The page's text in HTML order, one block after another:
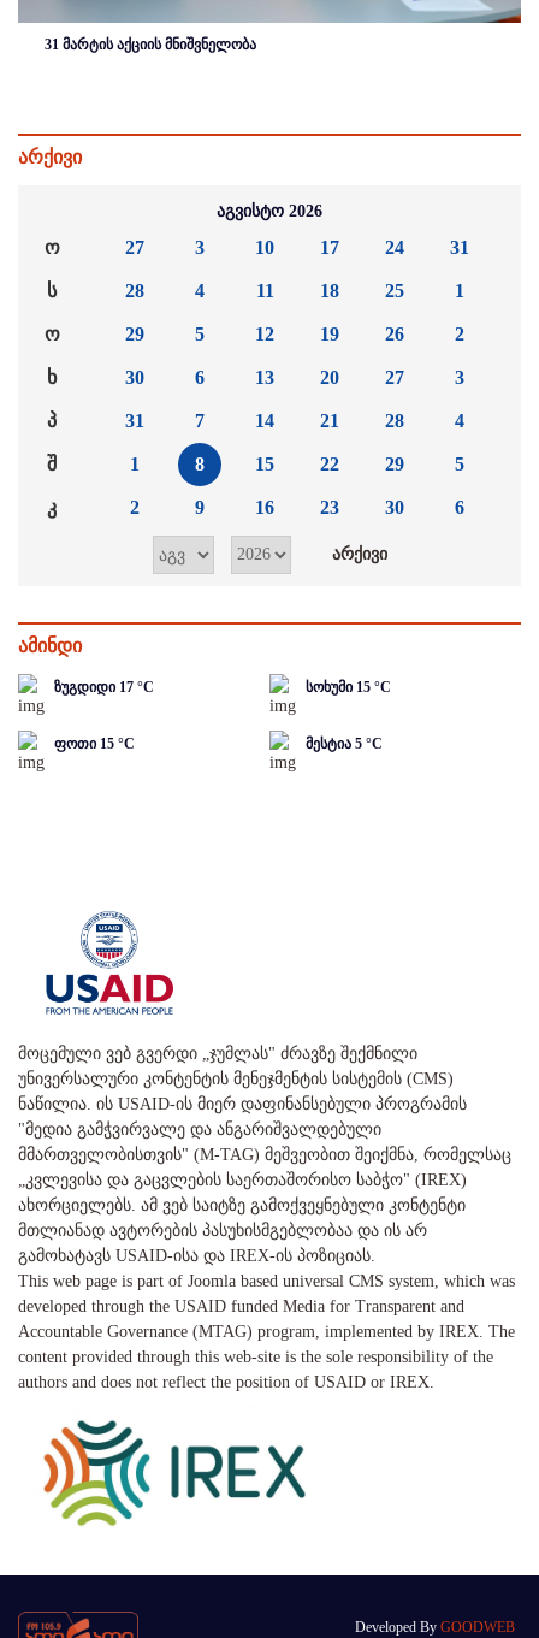
31 მარტის აქციის მნიშვნელობა
არქივი
აგვისტო 2026
ო
ს
ო
ხ
პ
შ
კ
27
28
29
30
31
1
2
3
4
5
6
7
8
9
10
11
12
13
14
15
16
17
18
19
20
21
22
23
24
25
26
27
28
29
30
31
1
2
3
4
5
6
ამინდი
ზუგდიდი 17 °C სოხუმი 15 °C
ფოთი 15 °C მესტია 5 °C
მოცემული ვებ გვერდი „ჯუმლას" ძრავზე შექმნილი
უნივერსალური კონტენტის მენეჯმენტის სისტემის (CMS)
ნაწილია. ის USAID-ის მიერ დაფინანსებული პროგრამის
"მედია გამჭვირვალე და ანგარიშვალდებული
მმართველობისთვის" (M-TAG) მეშვეობით შეიქმნა, რომელსაც
„კვლევისა და გაცვლების საერთაშორისო საბჭო" (IREX)
ახორციელებს. ამ ვებ საიტზე გამოქვეყნებული კონტენტი
მთლიანად ავტორების პასუხისმგებლობაა და ის არ
გამოხატავს USAID-ისა და IREX-ის პოზიციას.
This web page is part of Joomla based universal CMS system, which was
developed through the USAID funded Media for Transparent and
Accountable Governance (MTAG) program, implemented by IREX. The
content provided through this web-site is the sole responsibility of the
authors and does not reflect the position of USAID or IREX.
Developed By GOODWEB